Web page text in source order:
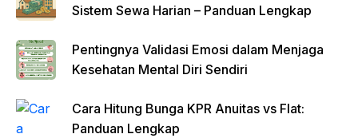
Sistem Sewa Harian – Panduan Lengkap
Pentingnya Validasi Emosi dalam Menjaga
Kesehatan Mental Diri Sendiri
Cara Hitung Bunga KPR Anuitas vs Flat:
Panduan Lengkap